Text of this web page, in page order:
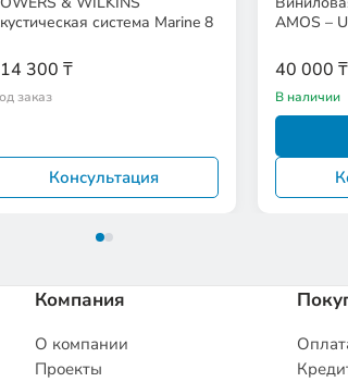
система Marine 8
300 ₸
заказ
Консультация
AMOS –
40 000 ₸
В наличии
Компания
О компании
Проекты